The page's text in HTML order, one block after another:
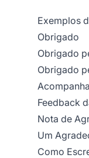
Exemplos
Obrigado
Obrigado
Obrigado
Feedback
Nota de
Um
Como